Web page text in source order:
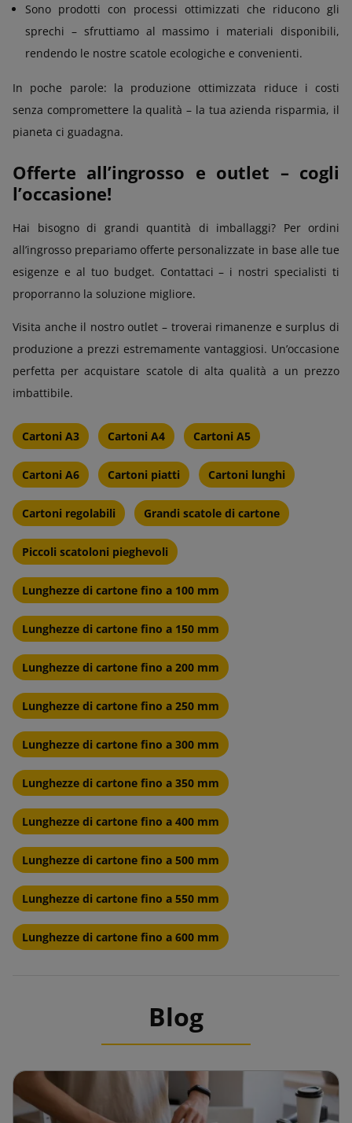
Sono prodotti con processi ottimizzati che riducono gli
sprechi – sfruttiamo al massimo i materiali disponibili,
rendendo le nostre scatole ecologiche e convenienti.
In poche parole: la produzione ottimizzata riduce i costi
senza compromettere la qualità – la tua azienda risparmia, il
pianeta ci guadagna.
Offerte all’ingrosso e outlet – cogli
l’occasione!
Hai bisogno di grandi quantità di imballaggi? Per ordini
all’ingrosso prepariamo offerte personalizzate in base alle tue
esigenze e al tuo budget. Contattaci – i nostri specialisti ti
proporranno la soluzione migliore.
Visita anche il nostro outlet – troverai rimanenze e surplus di
produzione a prezzi estremamente vantaggiosi. Un’occasione
perfetta per acquistare scatole di alta qualità a un prezzo
imbattibile.
Cartoni A3 Cartoni A4 Cartoni A5
Cartoni A6 Cartoni piatti Cartoni lunghi
Cartoni regolabili Grandi scatole di cartone
Piccoli scatoloni pieghevoli
Lunghezze di cartone fino a 100 mm
Lunghezze di cartone fino a 150 mm
Lunghezze di cartone fino a 200 mm
Lunghezze di cartone fino a 250 mm
Lunghezze di cartone fino a 300 mm
Lunghezze di cartone fino a 350 mm
Lunghezze di cartone fino a 400 mm
Lunghezze di cartone fino a 500 mm
Lunghezze di cartone fino a 550 mm
Lunghezze di cartone fino a 600 mm
Blog